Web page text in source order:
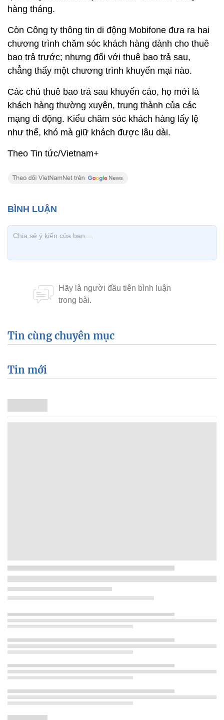
hàng tháng.
Còn Công ty thông tin di động Mobifone đưa ra hai
chương trình chăm sóc khách hàng dành cho thuê
bao trả trước; nhưng đối với thuê bao trả sau,
chẳng thấy một chương trình khuyến mại nào.
Các chủ thuê bao trả sau khuyến cáo, họ mới là
khách hàng thường xuyên, trung thành của các
mạng di động. Kiểu chăm sóc khách hàng lấy lệ
như thế, khó mà giữ khách được lâu dài.
Theo Tin tức/Vietnam+
Tin cùng chuyên mục
Tin mới